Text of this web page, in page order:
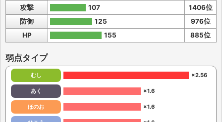
攻撃
107
1406位
防御
125
976位
HP
155 885位
弱点タイプ
むし ×2.56
あく ×1.6
ほのお ×1.6